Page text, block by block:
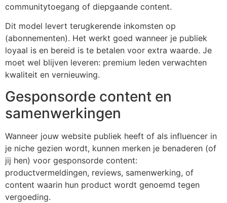
communitytoegang of diepgaande content.
Dit model levert terugkerende inkomsten op
(abonnementen). Het werkt goed wanneer je publiek
loyaal is en bereid is te betalen voor extra waarde. Je
moet wel blijven leveren: premium leden verwachten
kwaliteit en vernieuwing.
Gesponsorde content en
samenwerkingen
Wanneer jouw website publiek heeft of als influencer in
je niche gezien wordt, kunnen merken je benaderen (of
jij hen) voor gesponsorde content:
productvermeldingen, reviews, samenwerking, of
content waarin hun product wordt genoemd tegen
vergoeding.